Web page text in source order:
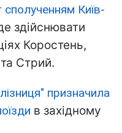
сполученням Київ-
здійснювати
Коростень,
Стрий.
призначила
в західному